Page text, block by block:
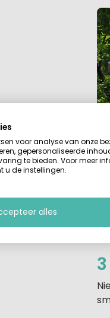
voor analyse van onze
gepersonaliseerde
te bieden. Voor meer
u de instellingen.
alles